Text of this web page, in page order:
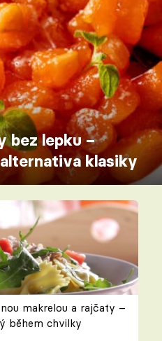
bez lepku –
klasiky
makrelou a rajčaty –
během chvilky